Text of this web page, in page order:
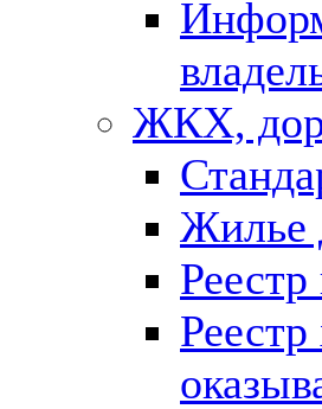
ЖКХ,
Жилье